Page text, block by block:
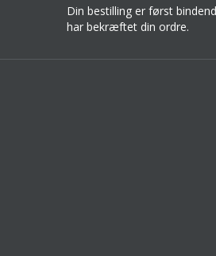
Din bestilling er først
har bekræftet din ordre.